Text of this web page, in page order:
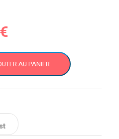
€
prix
actuel
699,00€.
AU PANIER